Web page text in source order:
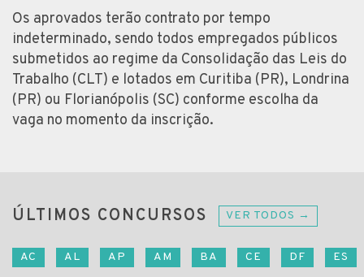
Os aprovados terão contrato por tempo
indeterminado, sendo todos empregados públicos
submetidos ao regime da Consolidação das Leis do
Trabalho (CLT) e lotados em Curitiba (PR), Londrina
(PR) ou Florianópolis (SC) conforme escolha da
vaga no momento da inscrição.
ÚLTIMOS CONCURSOS VER TODOS →
AC AL AP AM BA CE DF ES